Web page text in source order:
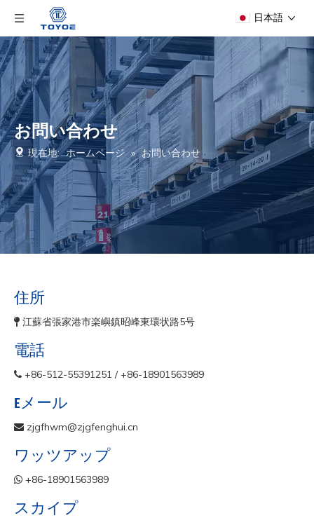
日本語
お問い合わせ
現在地: ホームページ » お問い合わせ
住所
 江蘇省張家港市楽嶼鎮昭峰東環状路5号
電話
 +86-512-55391251 / +86-18901563989
Eメール
 zjgfhwm@zjgfenghui.cn
ワッツアップ
 +86-18901563989
スカイプ